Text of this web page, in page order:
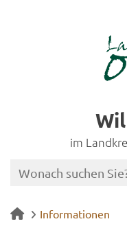
im
Informationen